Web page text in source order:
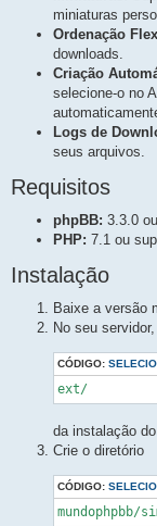
miniaturas
Ordenação
downloads.
Criação
selecione-o no
Logs de
seus arquivos.
Requisitos
phpBB: 3.3.0
PHP: 7.1 ou
Instalação
Baixe a versão
No seu
CÓDIGO:
ext/
da instalação
Crie o diretório
CÓDIGO:
mundophpbb/